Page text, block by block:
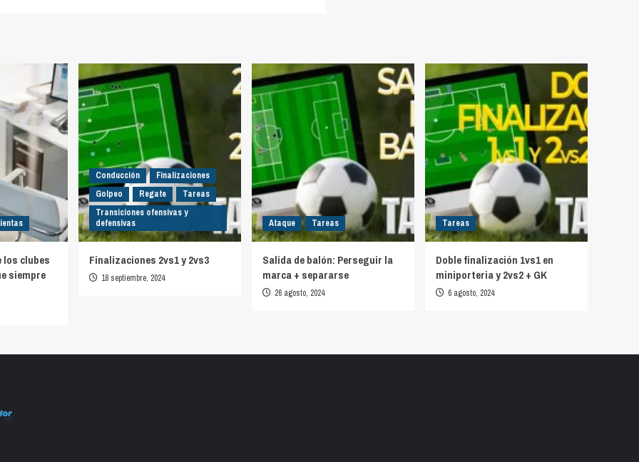
los clubes
siempre
Conducción
Finalizaciones
Golpeo
Regate
Tareas
Transiciones ofensivas y
defensivas
Finalizaciones 2vs1 y 2vs3
18 septiembre, 2024
Ataque Tareas
Salida de balón: Perseguir la
marca + separarse
26 agosto, 2024
Tareas
Doble finalización 1vs1 en
miniporteria y 2vs2 + GK
6 agosto, 2024